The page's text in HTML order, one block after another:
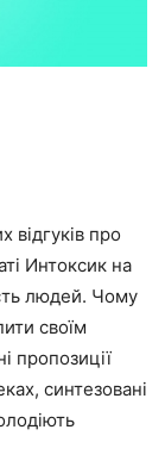
відгуків про
Интоксик на
людей. Чому
своїм
пропозиції
синтезовані